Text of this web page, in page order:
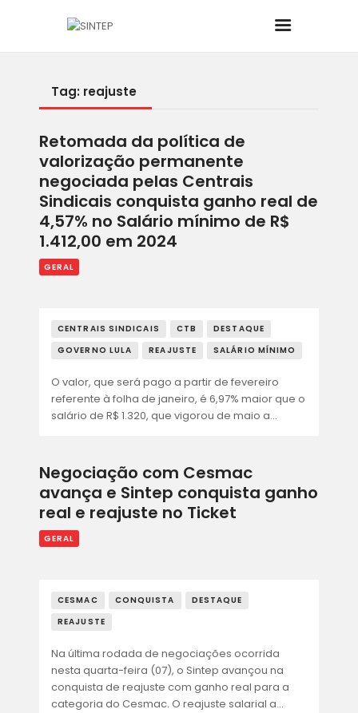
O SINDICATO
JURÍDICO
BOLETINS
ACORDOS E CONVENÇÕES
FALE CONOSCO
Tag: reajuste
Retomada da política de
valorização permanente
negociada pelas Centrais
Sindicais conquista ganho real de
4,57% no Salário mínimo de R$
1.412,00 em 2024
GERAL
CENTRAIS SINDICAIS CTB
DESTAQUE
GOVERNO LULA
REAJUSTE SALÁRIO MÍNIMO
O valor, que será pago a partir de fevereiro
referente à folha de janeiro, é 6,97% maior que o
salário de R$ 1.320, que vigorou de maio a…
Negociação com Cesmac
avança e Sintep conquista ganho
real e reajuste no Ticket
GERAL
CESMAC CONQUISTA
DESTAQUE
REAJUSTE
Na última rodada de negociações ocorrida
nesta quarta-feira (07), o Sintep avançou na
conquista de reajuste com ganho real para a
categoria do Cesmac. O reajuste salarial a…